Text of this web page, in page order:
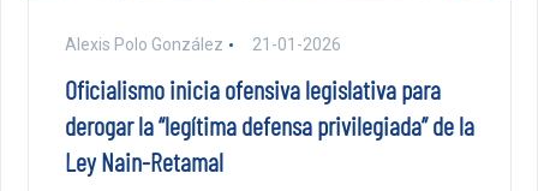
Alexis Polo González 21-01-2026
Oficialismo inicia ofensiva legislativa para
derogar la “legítima defensa privilegiada” de la
Ley Nain-Retamal